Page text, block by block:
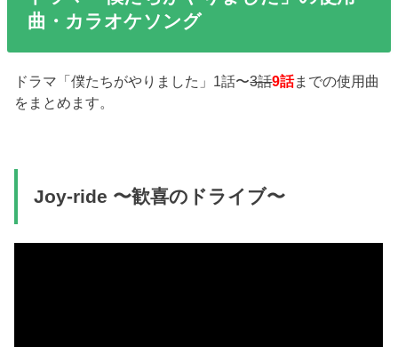
曲・カラオケソング
ドラマ「僕たちがやりました」1話〜3話9話までの使用曲
をまとめます。
Joy-ride 〜歓喜のドライブ〜